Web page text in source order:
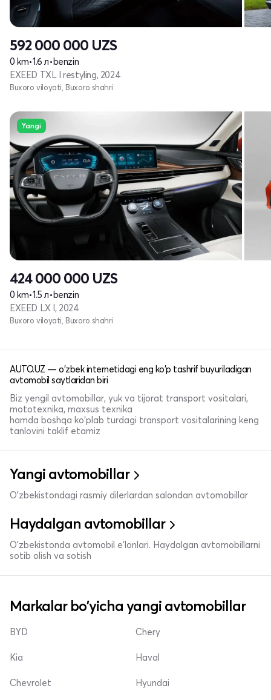
592 000 000 UZS
0 km•1.6 л•benzin
EXEED TXL I restyling, 2024
Buxoro viloyati, Buxoro shahri
Yangi
424 000 000 UZS
0 km•1.5 л•benzin
EXEED LX I, 2024
Buxoro viloyati, Buxoro shahri
AUTO.UZ — o'zbek internetidagi eng ko'p tashrif buyuriladigan
avtomobil saytlaridan biri
Biz yengil avtomobillar, yuk va tijorat transport vositalari,
mototexnika, maxsus texnika
hamda boshqa ko'plab turdagi transport vositalarining keng
tanlovini taklif etamiz
Yangi avtomobillar
O'zbekistondagi rasmiy dilerlardan salondan avtomobillar
Haydalgan avtomobillar
O'zbekistonda avtomobil e’lonlari. Haydalgan avtomobillarni
sotib olish va sotish
Markalar bo'yicha yangi avtomobillar
BYD
Kia
Chevrolet
Chery
Haval
Hyundai